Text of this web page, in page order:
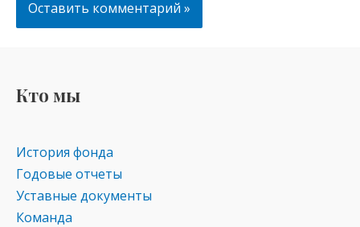
Кто мы
История фонда
Годовые отчеты
Уставные документы
Команда